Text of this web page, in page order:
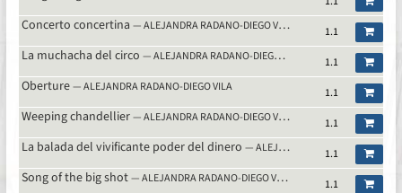
Concerto concertina — ALEJANDRA RADANO-DIEGO VILA 1.1
La muchacha del circo — ALEJANDRA RADANO-DIEGO VILA 1.1
Oberture— ALEJANDRA RADANO-DIEGO VILA 1.1
Weeping chandellier— ALEJANDRA RADANO-DIEGO VILA 1.1
La balada del vivificante poder del dinero — ALEJANDRA RADANO-DIEGO VILA 1.1
Song of the big shot— ALEJANDRA RADANO-DIEGO VILA 1.1